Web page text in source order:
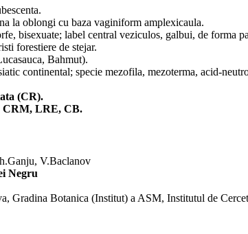
la oblongi cu baza vaginiform amplexicaula.
bisexuate; label central veziculos, galbui, de forma
forestiere de stejar.
Bahmut).
continental; specie mezofila, mezoterma, acid-
(CR).
CRM, LRE, CB.
V.Baclanov
Negru
Gradina Botanica (Institut) a ASM, Institutul de